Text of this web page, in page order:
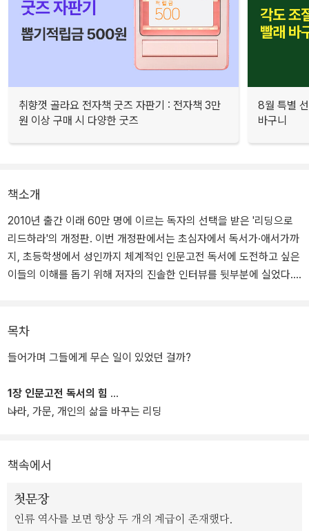
취향껏 골라요 전자책 굿즈 자판기 : 전자책 3만
원 이상 구매 시 다양한 굿즈
8월 특별
바구니
책소개
2010년 출간 이래 60만 명에 이르는 독자의 선택을 받은 '리딩으로
리드하라'의 개정판. 이번 개정판에서는 초심자에서 독서가·애서가까
지, 초등학생에서 성인까지 체계적인 인문고전 독서에 도전하고 싶은
이들의 이해를 돕기 위해 저자의 진솔한 인터뷰를 뒷부분에 실었다.
의 운명을 바꾸는 인문고전 독서의 힘을, 2장은 리더를 길러내는 인
자가 되는 법을, 4장은 문학, 철학, 역사고전에서 배우는 인생경영법
류 역사를 새롭게 쓴 명사들의 인문고전 독서법을 담고 있다.
목차
들어가며 그들에게 무슨 일이 있었던 걸까?
1장 인문고전 독서의 힘
나라, 가문, 개인의 삶을 바꾸는 리딩
책속에서
첫문장
인류 역사를 보면 항상 두 개의 계급이 존재했다.